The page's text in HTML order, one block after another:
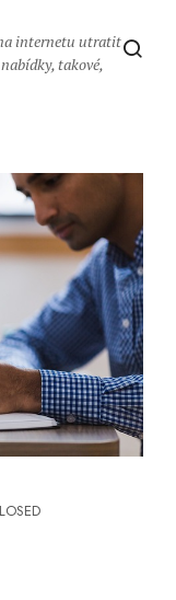
na internetu utratit
takové,